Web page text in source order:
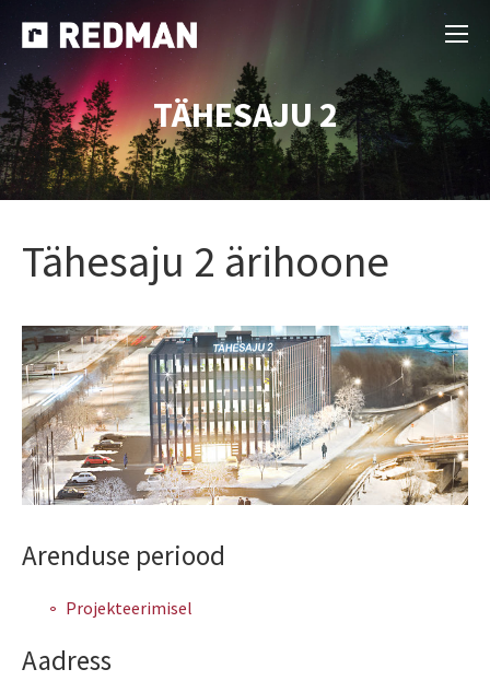
TÄHESAJU 2
Tähesaju 2 ärihoone
Arenduse periood
Projekteerimisel
Aadress